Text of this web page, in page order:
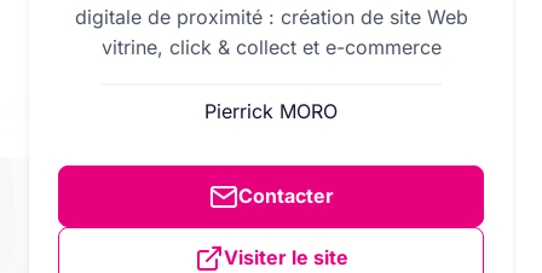
digitale de proximité : création de site Web
vitrine, click & collect et e-commerce
Pierrick MORO
Contacter
Visiter le site